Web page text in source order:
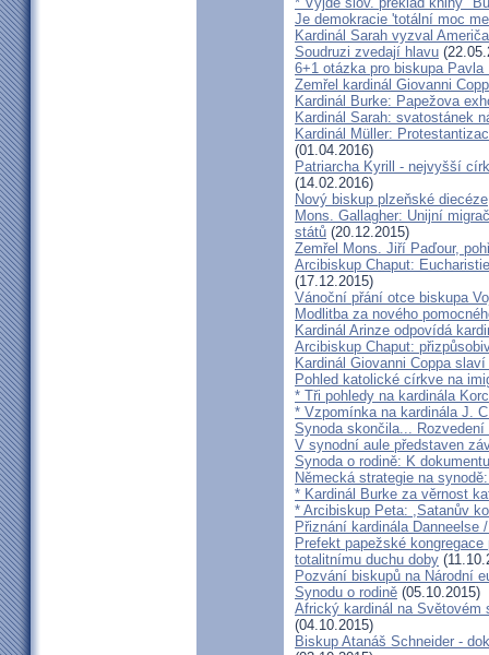
Je demokracie 'totální moc
Kardinál Sarah vyzval
Soudruzi zvedají hlavu
6+1 otázka pro biskupa Pavla
Zemřel kardinál Giovanni
Kardinál Burke: Papežova
Kardinál Sarah: svatostánek
Kardinál Müller:
(01.04.2016)
Patriarcha Kyrill - nejvyšší
(14.02.2016)
Nový biskup plzeňské diecéze
Mons. Gallagher: Unijní
států (20.12.2015)
Zemřel Mons. Jiří Paďour,
Arcibiskup Chaput:
(17.12.2015)
Vánoční přání otce biskupa
Modlitba za nového
Kardinál Arinze odpovídá
Arcibiskup Chaput:
Kardinál Giovanni Coppa
Pohled katolické církve na
* Tři pohledy na kardinála
* Vzpomínka na kardinála J.
Synoda skončila...
V synodní aule představen
Synoda o rodině: K
Německá strategie na
* Kardinál Burke za věrnost
* Arcibiskup Peta: ,Satanův
Přiznání kardinála Danneelse
Prefekt papežské
totalitnímu duchu doby
Pozvání biskupů na Národní
Synodu o rodině (05.10.2015)
Africký kardinál na Světovém
(04.10.2015)
Biskup Atanáš Schneider -